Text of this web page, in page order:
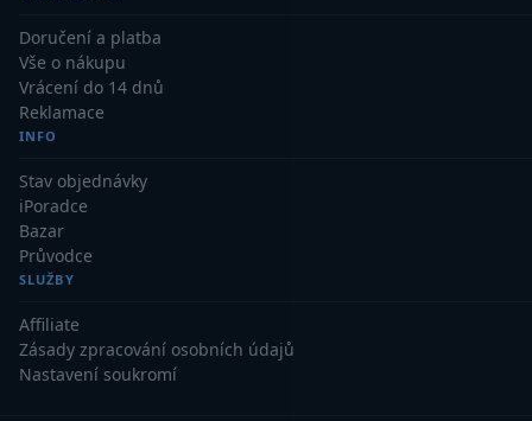
Optické kolimátory
Umělé hvězdy
Diagonální zrcátka
Diagonální hranoly
Amici hranoly 45°
Amici hranoly 90°
Doručení a platba
Vše o nákupu
Vrácení do 14 dnů
Reklamace
INFO
Stav objednávky
iPoradce
Bazar
Průvodce
SLUŽBY
Affiliate
Zásady zpracování osobních údajů
Nastavení soukromí